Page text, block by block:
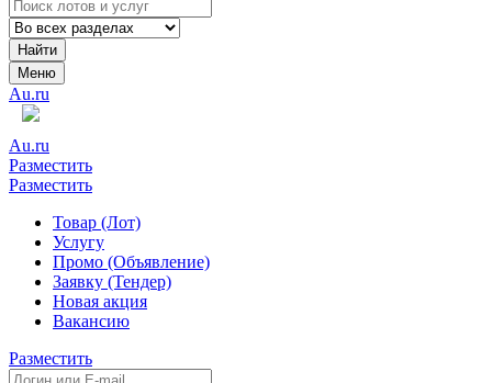
Найти
Меню
Au.ru
Au.ru
Разместить
Разместить
Товар (Лот)
Услугу
Промо (Объявление)
Заявку (Тендер)
Новая акция
Вакансию
Разместить